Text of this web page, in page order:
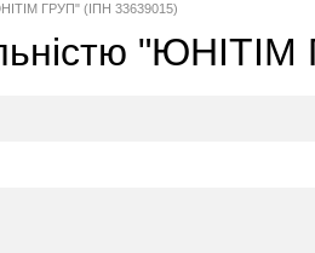
ГРУП" (ІПН 33639015)